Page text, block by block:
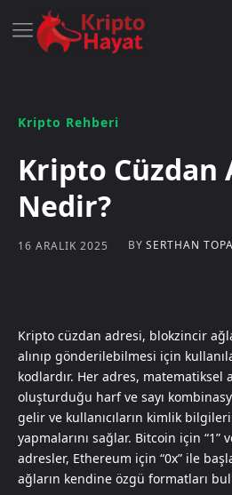
Kripto Rehberi
Kripto Cüzdan
Nedir?
16 ARALIK 2025 BY SERTHAN
Kripto cüzdan adresi, blokzincir
alınıp gönderilebilmesi için
kodlardır. Her adres, matematiksel
oluşturduğu harf ve sayı
gelir ve kullanıcıların kimlik
yapmalarını sağlar. Bitcoin için “1”
adresler, Ethereum için “0x” ile
ağların kendine özgü formatları